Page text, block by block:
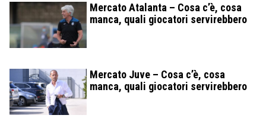
Mercato Atalanta – Cosa c’è, cosa
manca, quali giocatori servirebbero
Mercato Juve – Cosa c’è, cosa
manca, quali giocatori servirebbero